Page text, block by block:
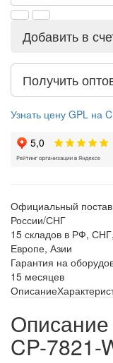
Добавить в
Получить
Узнать цену GPL на
Официальный
России/СНГ
15 складов в РФ, СНГ,
Европе, Азии
Гарантия на
15 месяцев
Описание
CP-7821-